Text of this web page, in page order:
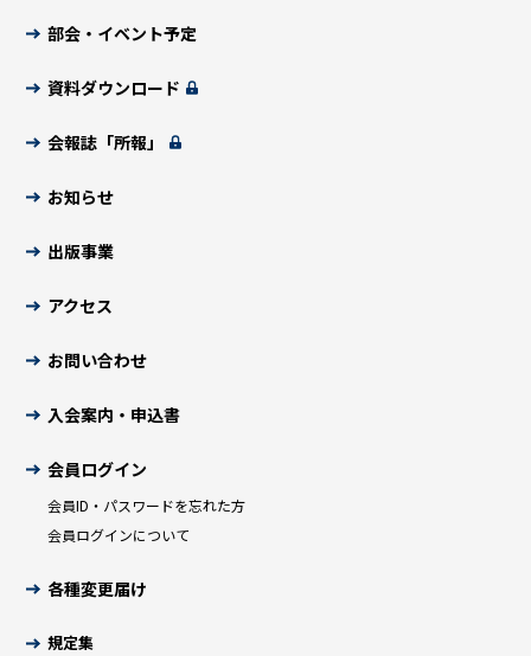
部会・イベント予定
資料ダウンロード
会報誌「所報」
お知らせ
出版事業
アクセス
お問い合わせ
入会案内・申込書
会員ログイン
会員ID・パスワードを忘れた方
会員ログインについて
各種変更届け
規定集